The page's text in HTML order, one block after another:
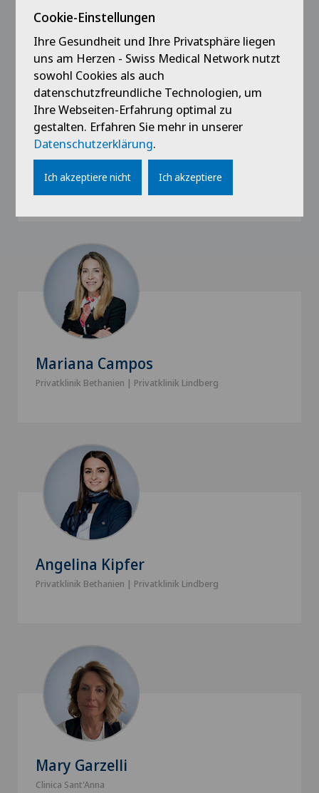
Tatiana Busuioc
Clinique Valmont
Mariana Campos
Privatklinik Bethanien | Privatklinik Lindberg
Angelina Kipfer
Privatklinik Bethanien | Privatklinik Lindberg
Mary Garzelli
Clinica Sant'Anna
Cookie-Einstellungen
Ihre Gesundheit und Ihre Privatsphäre liegen
uns am Herzen - Swiss Medical Network nutzt
sowohl Cookies als auch
datenschutzfreundliche Technologien, um
Ihre Webseiten-Erfahrung optimal zu
gestalten. Erfahren Sie mehr in unserer
Datenschutzerklärung.
Ich akzeptiere nicht Ich akzeptiere